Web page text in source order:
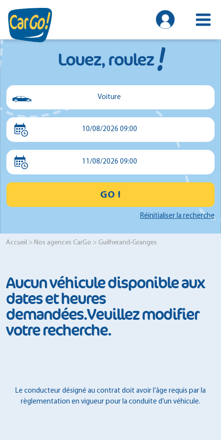
Louez, roulez!
Voiture
Voiture
10/08/2026 09:00
11/08/2026 09:00
GO !
Réinitialiser la recherche
Accueil > Nos agences CarGo > Guilherand-Granges
Aucun véhicule disponible aux
dates et heures
demandées.Veuillez modifier
votre recherche.
Le conducteur désigné au contrat doit avoir l’âge requis par la
règlementation en vigueur pour la conduite d’un véhicule.